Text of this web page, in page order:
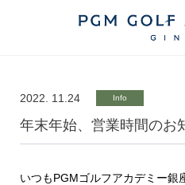
2022. 11.24 Info
年末年始、営業時間のお
いつもPGMゴルフアカデミー銀